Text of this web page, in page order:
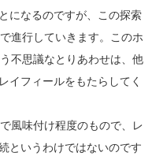
になるのですが、この探索
進行していきます。このホ
不思議なとりあわせは、他
イフィールをもたらしてく
風味付け程度のもので、レ
というわけではないのです